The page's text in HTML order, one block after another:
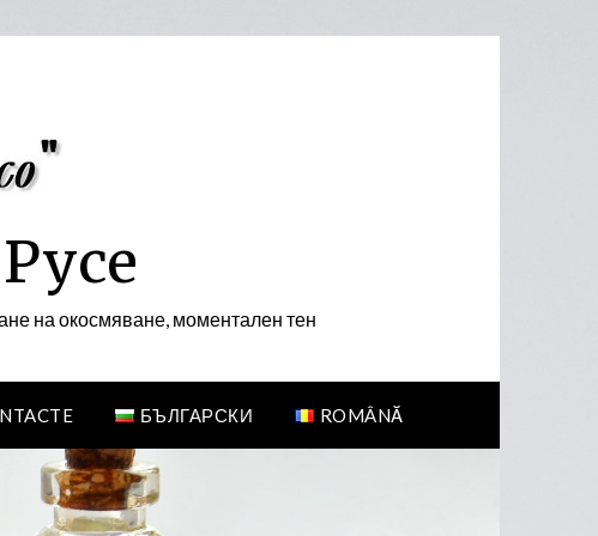
на окосмяване, моментален тен
БЪЛГАРСКИ ROMÂNĂ